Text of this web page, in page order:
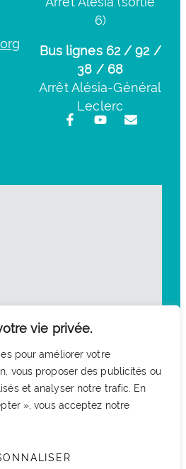
vie privée.
pour améliorer votre
vous proposer des publicités ou
et analyser notre trafic. En
», vous acceptez notre
6)
Bus lignes 62 / 92 /
38 / 68
Arrêt Alésia-Général
Leclerc